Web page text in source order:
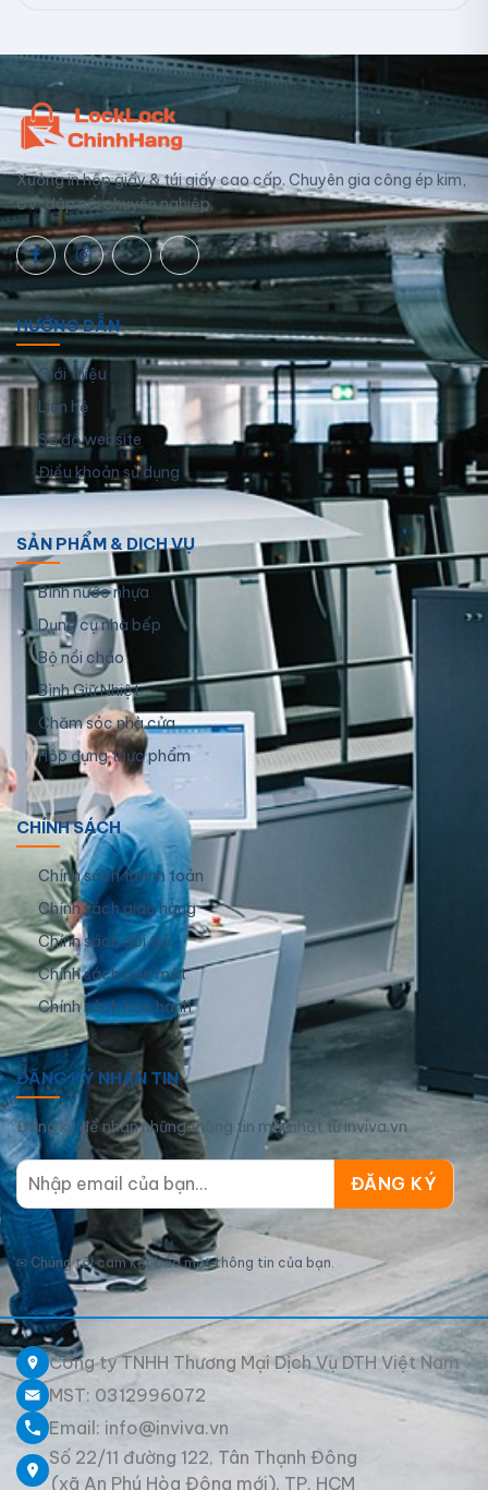
Xưởng in hộp giấy & túi giấy cao cấp. Chuyên gia công ép kim,
UV, dập nổi chuyên nghiệp.
HƯỚNG DẪN
Giới thiệu
Liên hệ
Sơ đồ website
Điều khoản sử dụng
SẢN PHẨM & DỊCH VỤ
Bình nước nhựa
Dụng cụ nhà bếp
Bộ nồi chảo
Bình Giữ Nhiệt
Chăm sóc nhà cửa
Hộp đựng thực phẩm
CHÍNH SÁCH
Chính sách thanh toán
Chính sách giao hàng
Chính sách đổi trả
Chính sách bảo mật
Chính sách bảo hành
ĐĂNG KÝ NHẬN TIN
Đăng ký để nhận những thông tin mới nhất từ inviva.vn
✉ Chúng tôi cam kết bảo mật thông tin của bạn.
Công ty TNHH Thương Mại Dịch Vụ DTH Việt Nam
MST: 0312996072
Email: info@inviva.vn
Số 22/11 đường 122, Tân Thạnh Đông
(xã An Phú Hòa Đông mới), TP. HCM